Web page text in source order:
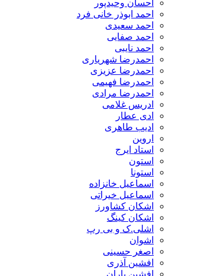
احسان وحیدپور
احمد ابوذر خانی فرد
احمد سعیدی
احمد صفایی
احمد نایبی
احمدرضا شهریاری
احمدرضا عزیزی
احمدرضا فهیمی
احمدرضا مرادی
ادریس غلامی
ادی عطار
ادیب طاهری
اروین
استاد ایرج
استون
استونا
اسماعیل خانزاده
اسماعیل خیراتی
اشکان کشاورز
اشکان کینگ
اشلی.ک و بی رپ
اشوان
اصغر حسینی
افشین آذری